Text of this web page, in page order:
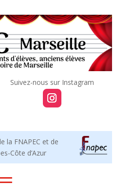
la FNAPEC et de
Côte d’Azur